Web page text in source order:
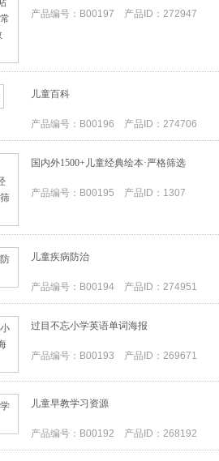
产品编号：B00197 产品ID：272947
儿童百科
产品编号：B00196 产品ID：274706
国内外1500+儿童经典绘本·严格筛选
产品编号：B00195 产品ID：1307
儿童疾病防治
产品编号：B00194 产品ID：274951
过目不忘小学英语单词海报
产品编号：B00193 产品ID：269671
儿童早教学习资源
产品编号：B00192 产品ID：268192